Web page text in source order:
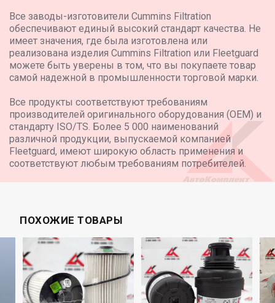
Все заводы-изготовители Cummins Filtration
обеспечивают единый высокий стандарт качества. Не
имеет значения, где была изготовлена или
реализована изделия Cummins Filtration или Fleetguard
можете быть уверены в том, что вы покупаете товар
самой надежной в промышленности торговой марки.
Все продукты соответствуют требованиям
производителей оригинального оборудования (OEM) и
стандарту ISO/TS. Более 5 000 наименований
различной продукции, выпускаемой компанией
Fleetguard, имеют широкую область применения и
соответствуют любым требованиям потребителей.
ПОХОЖИЕ ТОВАРЫ